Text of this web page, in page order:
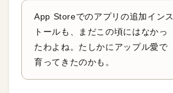
App Storeでのアプリの追加インス
トールも、まだこの頃にはなかっ
たわよね。たしかにアップル愛で
育ってきたのかも。